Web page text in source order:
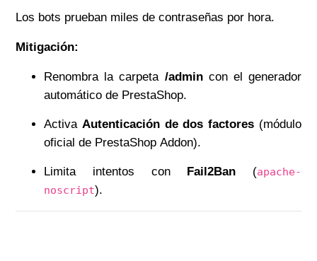
Los bots prueban miles de contraseñas por hora.
Mitigación:
Renombra la carpeta /admincon el generador
automático de PrestaShop.
ActivaAutenticación de dos factores(módulo
oficial de PrestaShop Addon).
Limita intentos con Fail2Ban (apache-
noscript).